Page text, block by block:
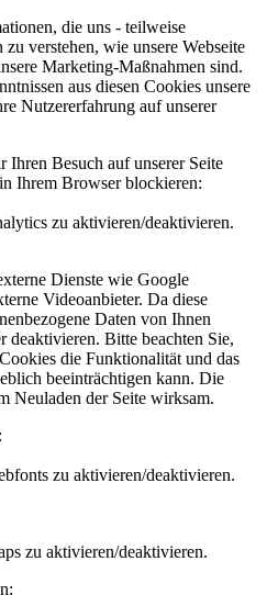
die uns - teilweise
verstehen, wie unsere Webseite
Marketing-Maßnahmen sind.
aus diesen Cookies unsere
Nutzererfahrung auf unserer
Besuch auf unserer Seite
Ihrem Browser blockieren:
zu aktivieren/deaktivieren.
Dienste wie Google
Videoanbieter. Da diese
Daten von Ihnen
deaktivieren. Bitte beachten Sie,
die Funktionalität und das
beeinträchtigen kann. Die
Neuladen der Seite wirksam.
zu aktivieren/deaktivieren.
zu aktivieren/deaktivieren.